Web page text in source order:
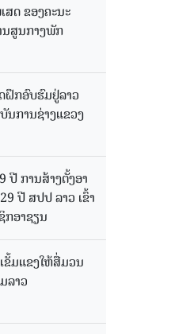
ສດ ຂອງຄະນະ
ສູນກາງພັກ
ຝຶກອົບຮົມຢູ່ລາວ
ນການຊ່າງແຂວງ
ປີ ການສ້າງຕັ້ງອາ
ປີ ສປປ ລາວ ເຂົ້າ
ກອາຊຽນ
ຂັ້ມແຂງໃຫ້ສື່ມວນ
ລາວ